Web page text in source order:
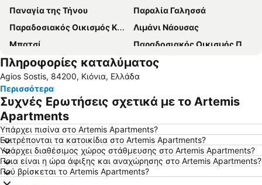
Παναγία της Τήνου
Παραλία Γαλησσά
Παραδοσιακός Οικισμός Καρδιανής
Λιμάνι Νάουσας
Μπατσί
Παραδοσιακός Οικισμός Πύργου
Νημποριό
Νέο Λιμάνι Μυκόνου
Αγκαθωπές
Παραλία Αγίου Φωκά
Βαπόρια
Συνετί
'Αγιος Πέτρος
Παλαιό Λιμάνι Μυκόνου
Παραλία Βάρης
Παραδοσιακός Οικισμός Ερμούπολης
Περιβαλλοντικό και Πολιτιστικό Πάρκο Πάρου Αϊ Γιάννης Δέτης
Ρόχαρη
Εθνικό Αεροδρόμιο Μυκόνου
Παραδοσιακός οικισμός Φαλατάδος
Παραπόρτι
Πληροφορίες καταλύματος
Agios Sostis, 84200, Κιόνια, Ελλάδα
Περισσότερα
Συχνές Ερωτήσεις σχετικά με το Artemis
Apartments
Υπάρχει πισίνα στο Artemis Apartments?
Επιτρέπονται τα κατοικίδια στο Artemis Apartments?
Υπάρχει διαθέσιμος χώρος στάθμευσης στο Artemis Apartments?
Ποια είναι η ώρα άφιξης και αναχώρησης στο Artemis Apartments?
Πού βρίσκεται το Artemis Apartments?